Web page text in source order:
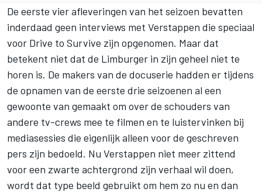
De eerste vier afleveringen van het seizoen bevatten
inderdaad geen interviews met Verstappen die speciaal
voor Drive to Survive zijn opgenomen. Maar dat
betekent niet dat de Limburger in zijn geheel niet te
horen is. De makers van de docuserie hadden er tijdens
de opnamen van de eerste drie seizoenen al een
gewoonte van gemaakt om over de schouders van
andere tv-crews mee te filmen en te luistervinken bij
mediasessies die eigenlijk alleen voor de geschreven
pers zijn bedoeld. Nu Verstappen niet meer zittend
voor een zwarte achtergrond zijn verhaal wil doen,
wordt dat type beeld gebruikt om hem zo nu en dan